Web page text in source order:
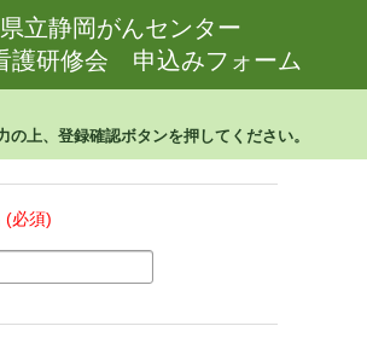
立静岡がんセンター
護研修会 申込みフォーム
の上、登録確認ボタンを押してください。
(必須)